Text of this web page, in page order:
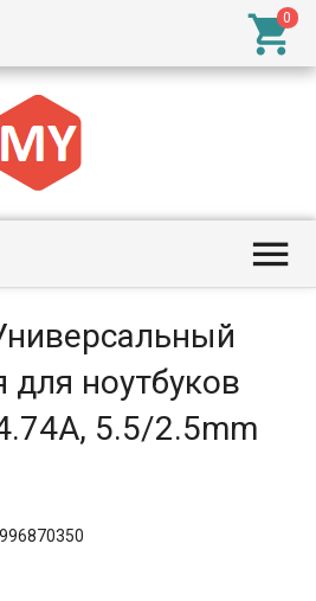


для ноутбуков
5.5/2.5mm